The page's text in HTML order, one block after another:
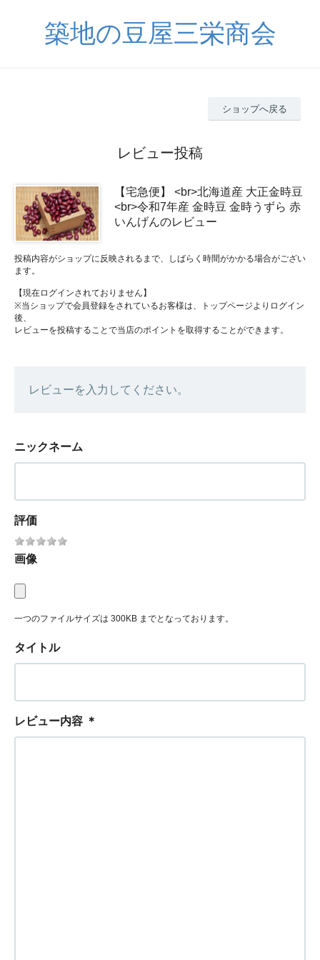
築地の豆屋三栄商会
ショップへ戻る
レビュー投稿
【宅急便】 <br>北海道産 大正金時豆
<br>令和7年産 金時豆 金時うずら 赤
いんげんのレビュー
投稿内容がショップに反映されるまで、しばらく時間がかかる場合がござい
ます。
【現在ログインされておりません】
※当ショップで会員登録をされているお客様は、トップページよりログイン
後、
レビューを投稿することで当店のポイントを取得することができます。
レビューを入力してください。
ニックネーム
評価
画像
一つのファイルサイズは 300KB までとなっております。
タイトル
レビュー内容 ＊